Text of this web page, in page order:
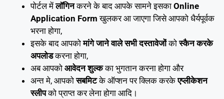
पोर्टल मेंलॉगिनकरने के बाद आपके सामने इसका Online
Application Form खुलकर आ जाएगा जिसे आपको धैर्यपूर्वक
भरना होगा,
इसके बाद आपकोमांगे जाने वाले सभी दस्तावेजोंकोस्कैन करके
अपलोडकरना होगा,
अब आपको आवेदन शुल्कका भुगतान करना होगा और
अन्त मे, आपकोसबमिटके ऑप्शन पर क्लिक करकेएप्लीकेशन
स्लीपको प्राप्त कर लेना होगा आदि।